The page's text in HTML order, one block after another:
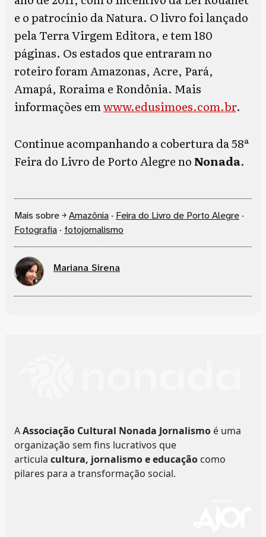
e o patrocínio da Natura. O livro foi lançado
pela Terra Virgem Editora, e tem 180
páginas. Os estados que entraram no
roteiro foram Amazonas, Acre, Pará,
Amapá, Roraima e Rondônia. Mais
informações emwww.edusimoes.com.br.
Continue acompanhando a cobertura da 58ª
Feira do Livro de Porto Alegre no Nonada.
Mais sobre ￫Amazônia · Feira do Livro de Porto Alegre ·
Fotografia · fotojornalismo
Mariana Sirena
AAssociação Cultural Nonada Jornalismo é uma
organização sem fins lucrativos que
articula cultura, jornalismo e educação como
pilares para a transformação social.